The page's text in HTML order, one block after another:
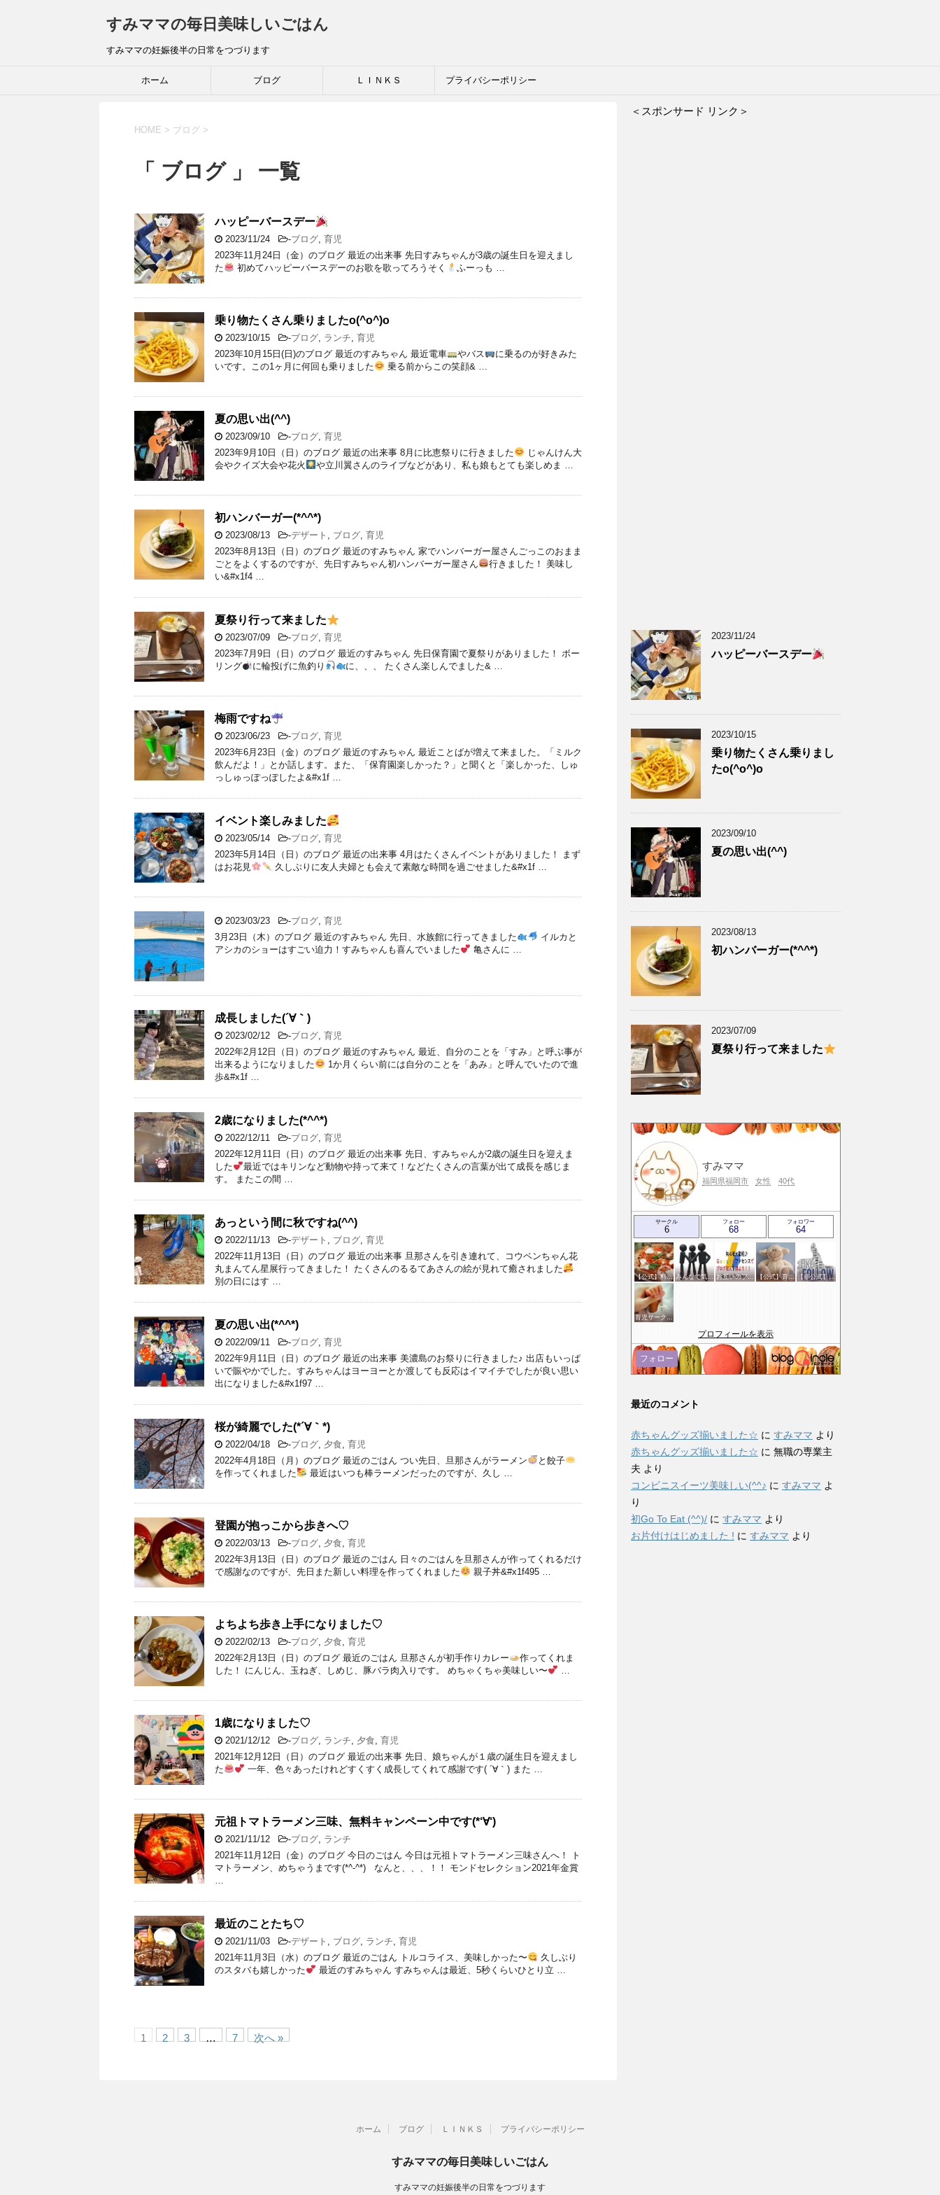
すみママの毎日美味しいごはん
すみママの妊娠後半の日常をつづります
ホーム ブログ ＬＩＮＫＳ プライバシーポリシー
HOME > ブログ >
「 ブログ 」 一覧
ハッピーバースデー
2023/11/24 -ブログ, 育児
2023年11月24日（金）のブログ 最近の出来事 先日すみちゃんが3歳の誕生日を迎えまし
た
初めてハッピーバースデーのお歌を歌ってろうそく ふーっも …
乗り物たくさん乗りましたo(^o^)o
2023/10/15 -ブログ, ランチ, 育児
2023年10月15日(日)のブログ 最近のすみちゃん 最近電車
やバス
に乗るのが好きみた
いです。この1ヶ月に何回も乗りました
乗る前からこの笑顔& …
夏の思い出(^^)
2023/09/10 -ブログ, 育児
2023年9月10日（日）のブログ 最近の出来事 8月に比恵祭りに行きました
じゃんけん大
会やクイズ大会や花火
や立川翼さんのライブなどがあり、私も娘もとても楽しめま …
初ハンバーガー(*^^*)
2023/08/13 -デザート , ブログ, 育児
2023年8月13日（日）のブログ 最近のすみちゃん 家でハンバーガー屋さんごっこのおまま
ごとをよくするのですが、先日すみちゃん初ハンバーガー屋さん
行きました！ 美味し
い&#x1f4 …
夏祭り行って来ました
2023/07/09 -ブログ, 育児
2023年7月9日（日）のブログ 最近のすみちゃん 先日保育園で夏祭りがありました！ ボー
リング
に輪投げに魚釣り に、、、 たくさん楽しんでました& …
梅雨ですね
2023/06/23 -ブログ, 育児
2023年6月23日（金）のブログ 最近のすみちゃん 最近ことばが増えて来ました。「ミルク
飲んだよ！」とか話します。また、「保育園楽しかった？」と聞くと「楽しかった、しゅ
っしゅっぽっぽしたよ&#x1f …
イベント楽しみました
2023/05/14 -ブログ, 育児
2023年5月14日（日）のブログ 最近の出来事 4月はたくさんイベントがありました！ まず
はお花見
久しぶりに友人夫婦とも会えて素敵な時間を過ごせました&#x1f …
2023/03/23 -ブログ, 育児
3月23日（木）のブログ 最近のすみちゃん 先日、水族館に行ってきました
イルカと
アシカのショーはすごい迫力！すみちゃんも喜んでいました
亀さんに …
成長しました(´∀｀)
2023/02/12 -ブログ, 育児
2022年2月12日（日）のブログ 最近のすみちゃん 最近、自分のことを「すみ」と呼ぶ事が
出来るようになりました
1か月くらい前には自分のことを「あみ」と呼んでいたので進
歩&#x1f …
2歳になりました(*^^*)
2022/12/11 -ブログ, 育児
2022年12月11日（日）のブログ 最近の出来事 先日、すみちゃんが2歳の誕生日を迎えま
した
最近ではキリンなど動物や持って来て！などたくさんの言葉が出て成長を感じま
す。 またこの間 …
あっという間に秋ですね(^^)
2022/11/13 -デザート , ブログ, 育児
2022年11月13日（日）のブログ 最近の出来事 旦那さんを引き連れて、コウペンちゃん花
丸まんてん星展行ってきました！ たくさんのるるてあさんの絵が見れて癒されました
別の日にはす …
夏の思い出(*^^*)
2022/09/11 -ブログ, 育児
2022年9月11日（日）のブログ 最近の出来事 美濃島のお祭りに行きました♪ 出店もいっぱ
いで賑やかでした。すみちゃんはヨーヨーとか渡しても反応はイマイチでしたが良い思い
出になりました&#x1f97 …
桜が綺麗でした(*´∀｀*)
2022/04/18 -ブログ, 夕食, 育児
2022年4月18日（月）のブログ 最近のごはん つい先日、旦那さんがラーメン
と餃子
を作ってくれました
最近はいつも棒ラーメンだったのですが、久し …
登園が抱っこから歩きへ♡
2022/03/13 -ブログ, 夕食, 育児
2022年3月13日（日）のブログ 最近のごはん 日々のごはんを旦那さんが作ってくれるだけ
で感謝なのですが、先日また新しい料理を作ってくれました
親子丼&#x1f495 …
よちよち歩き上手になりました♡
2022/02/13 -ブログ, 夕食, 育児
2022年2月13日（日）のブログ 最近のごはん 旦那さんが初手作りカレー
作ってくれま
した！ にんじん、玉ねぎ、しめじ、豚バラ肉入りです。 めちゃくちゃ美味しい〜
…
1歳になりました♡
2021/12/12 -ブログ, ランチ, 夕食, 育児
2021年12月12日（日）のブログ 最近の出来事 先日、娘ちゃんが１歳の誕生日を迎えまし
た
一年、色々あったけれどすくすく成長してくれて感謝です( ´∀｀) また …
元祖トマトラーメン三味、無料キャンペーン中です(*‘∀‘)
2021/11/12 -ブログ, ランチ
2021年11月12日（金）のブログ 今日のごはん 今日は元祖トマトラーメン三味さんへ！ ト
マトラーメン、めちゃうまです(*^-^*) なんと、、、！！ モンドセレクション2021年金賞
…
最近のことたち♡
2021/11/03 -デザート , ブログ, ランチ, 育児
2021年11月3日（水）のブログ 最近のごはん トルコライス、美味しかった〜
久しぶり
のスタバも嬉しかった
最近のすみちゃん すみちゃんは最近、5秒くらいひとり立 …
1 2 3 … 7 次へ »
＜スポンサード リンク＞
2023/11/24
ハッピーバースデー
2023/10/15
乗り物たくさん乗りまし
たo(^o^)o
2023/09/10
夏の思い出(^^)
2023/08/13
初ハンバーガー(*^^*)
2023/07/09
夏祭り行って来ました
すみママ
福岡県福岡市 女性 40代
サークル
6
フォロー
68
フォロワー
64
【公式】料理・グルメサークル みんなで気軽にアクセスアップ お互いのブログに感謝のクリックをする会 【公式】育児サークル 【非公式】相互フォローサークル
育児サークル(^^♪ 〜My Baby〜
プロフィールを表示
フォロー
最近のコメント
赤ちゃんグッズ揃いました☆ に すみママ より
赤ちゃんグッズ揃いました☆ に 無職の専業主
夫 より
コンビニスイーツ美味しい(^^♪ に すみママ よ
り
初Go To Eat (^^)/ に すみママ より
お片付けはじめました ! に すみママ より
ホーム ブログ ＬＩＮＫＳ プライバシーポリシー
すみママの毎日美味しいごはん
すみママの妊娠後半の日常をつづります